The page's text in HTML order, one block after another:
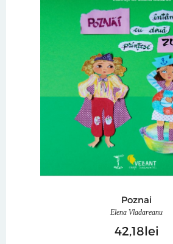
Poznai
Elena Vladareanu
4218lei